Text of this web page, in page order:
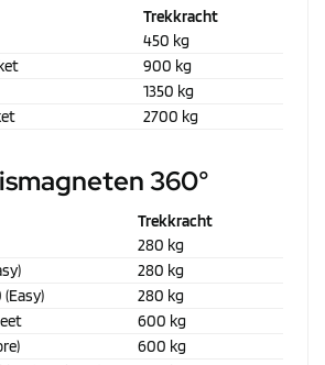
Trekkracht
450 kg
900 kg
1350 kg
2700 kg
360°
Trekkracht
280 kg
280 kg
280 kg
600 kg
600 kg